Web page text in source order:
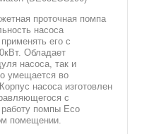
проточная помпа
насоса
его с
Обладает
насоса, так и
умещается во
насоса изготовлен
с
помпы Eco
помещении.